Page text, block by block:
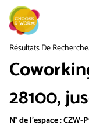
Résultats De Recherche
28100,
N° de l'espace :CZW-